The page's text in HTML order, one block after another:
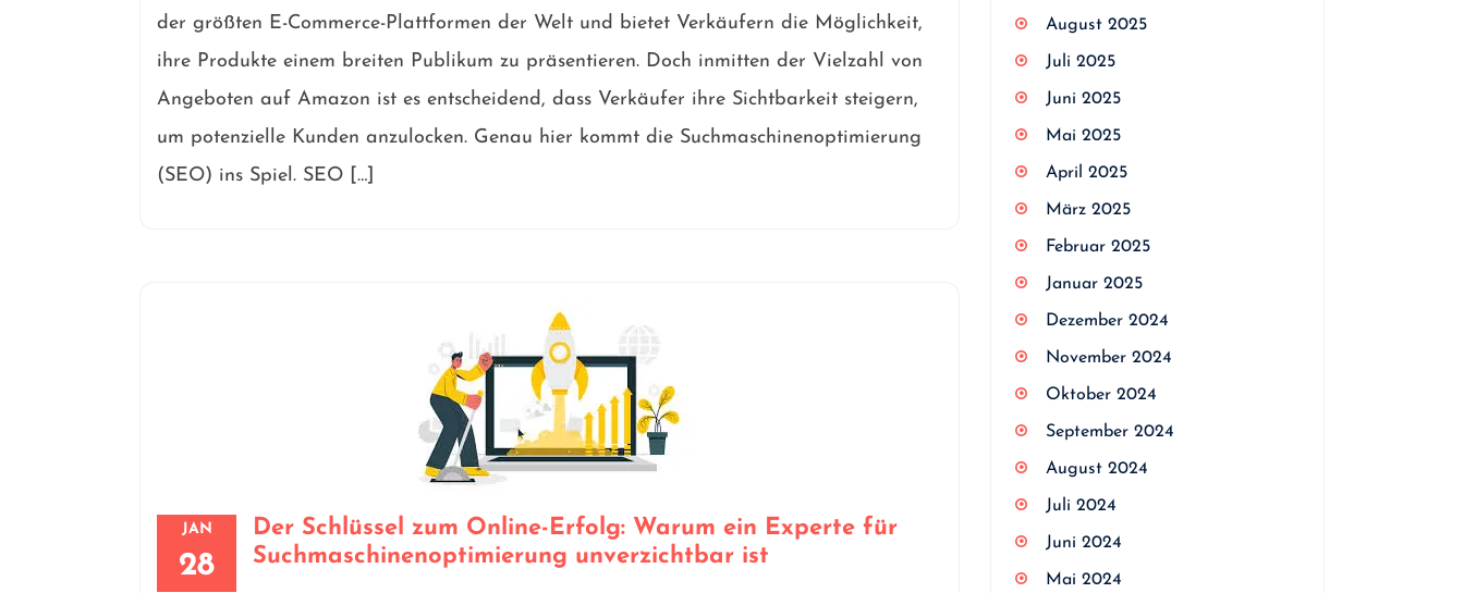
der größten E-Commerce-Plattformen der Welt und bietet Verkäufern die Möglichkeit,
ihre Produkte einem breiten Publikum zu präsentieren. Doch inmitten der Vielzahl von
Angeboten auf Amazon ist es entscheidend, dass Verkäufer ihre Sichtbarkeit steigern,
um potenzielle Kunden anzulocken. Genau hier kommt die Suchmaschinenoptimierung
(SEO) ins Spiel. SEO […]
JAN
28
Der Schlüssel zum Online-Erfolg: Warum ein Experte für
Suchmaschinenoptimierung unverzichtbar ist
August 2025
Juli 2025
Juni 2025
Mai 2025
April 2025
März 2025
Februar 2025
Januar 2025
Dezember 2024
November 2024
Oktober 2024
September 2024
August 2024
Juli 2024
Juni 2024
Mai 2024